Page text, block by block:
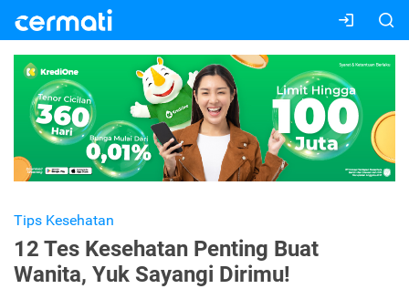
Tips Kesehatan
12 Tes Kesehatan Penting Buat
Wanita, Yuk Sayangi Dirimu!